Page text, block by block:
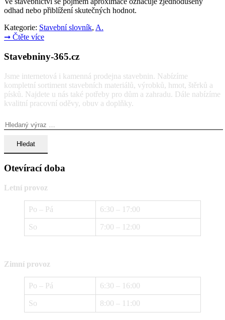
odhad nebo přiblížení skutečných hodnot.
Kategorie: Stavební slovník, A.
➞ Čtěte více
Stavebniny-365.cz
Jsme internetová i kamenná prodejna stavebnin. Nabízíme
kompletní sortiment stavebních materiálů, výrobků, hmot, štěrků a
písků. Najdete u nás také potřeby pro dům a zahradu. Dále nabízíme
kvalitní pracovní oděvy, obuv a doplňky.
Otevírací doba
Letní provoz
Po – Pá 6:30 – 17:00
So 7:00 – 12:00
Zimní provoz
Po – Pá 6:30 – 16:00
So 8:00 – 11:00